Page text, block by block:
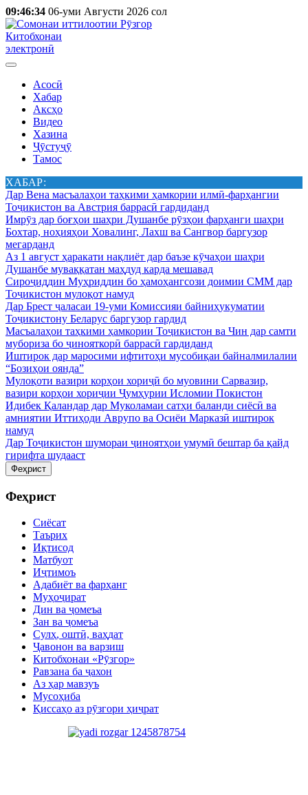
09:46:34 06-уми Августи 2026 сол
Китобхонаи
электронӣ
Асосӣ
Хабар
Аксҳо
Видео
Хазина
Ҷӯстуҷӯ
Тамос
ХАБАР:
Дар Вена масъалаҳои таҳкими ҳамкории илмӣ-фарҳангии
Тоҷикистон ва Австрия баррасӣ гардиданд
Имрӯз дар боғҳои шаҳри Душанбе рӯзҳои фарҳанги шаҳри
Бохтар, ноҳияҳои Ховалинг, Лахш ва Сангвор баргузор
мегарданд
Аз 1 август ҳаракати нақлиёт дар баъзе кӯчаҳои шаҳри
Душанбе муваққатан маҳдуд карда мешавад
Сироҷиддин Муҳриддин бо ҳамоҳангсози доимии СММ дар
Тоҷикистон мулоқот намуд
Дар Брест ҷаласаи 19-уми Комиссияи байниҳукуматии
Тоҷикистону Беларус баргузор гардид
Масъалаҳои таҳкими ҳамкории Тоҷикистон ва Чин дар самти
мубориза бо ҷинояткорӣ баррасӣ гардиданд
Иштирок дар маросими ифтитоҳи мусобиқаи байналмилалии
“Бозиҳои оянда”
Мулоқоти вазири корҳои хориҷӣ бо муовини Сарвазир,
вазири корҳои хориҷии Ҷумҳурии Исломии Покистон
Идибек Қаландар дар Муколамаи сатҳи баланди сиёсӣ ва
амниятии Иттиҳоди Аврупо ва Осиёи Марказӣ иштирок
намуд
Дар Тоҷикистон шумораи ҷиноятҳои умумӣ бештар ба қайд
гирифта шудааст
Феҳрист
Феҳрист
Сиёсат
Таърих
Иқтисод
Матбуот
Иҷтимоъ
Адабиёт ва фарҳанг
Муҳоҷират
Дин ва ҷомеъа
Зан ва ҷомеъа
Сулҳ, оштӣ, ваҳдат
Ҷавонон ва варзиш
Китобхонаи «Рӯзгор»
Равзана ба ҷахон
Аз ҳар мавзуъ
Мусоҳиба
Қиссаҳо аз рӯзгори ҳиҷрат